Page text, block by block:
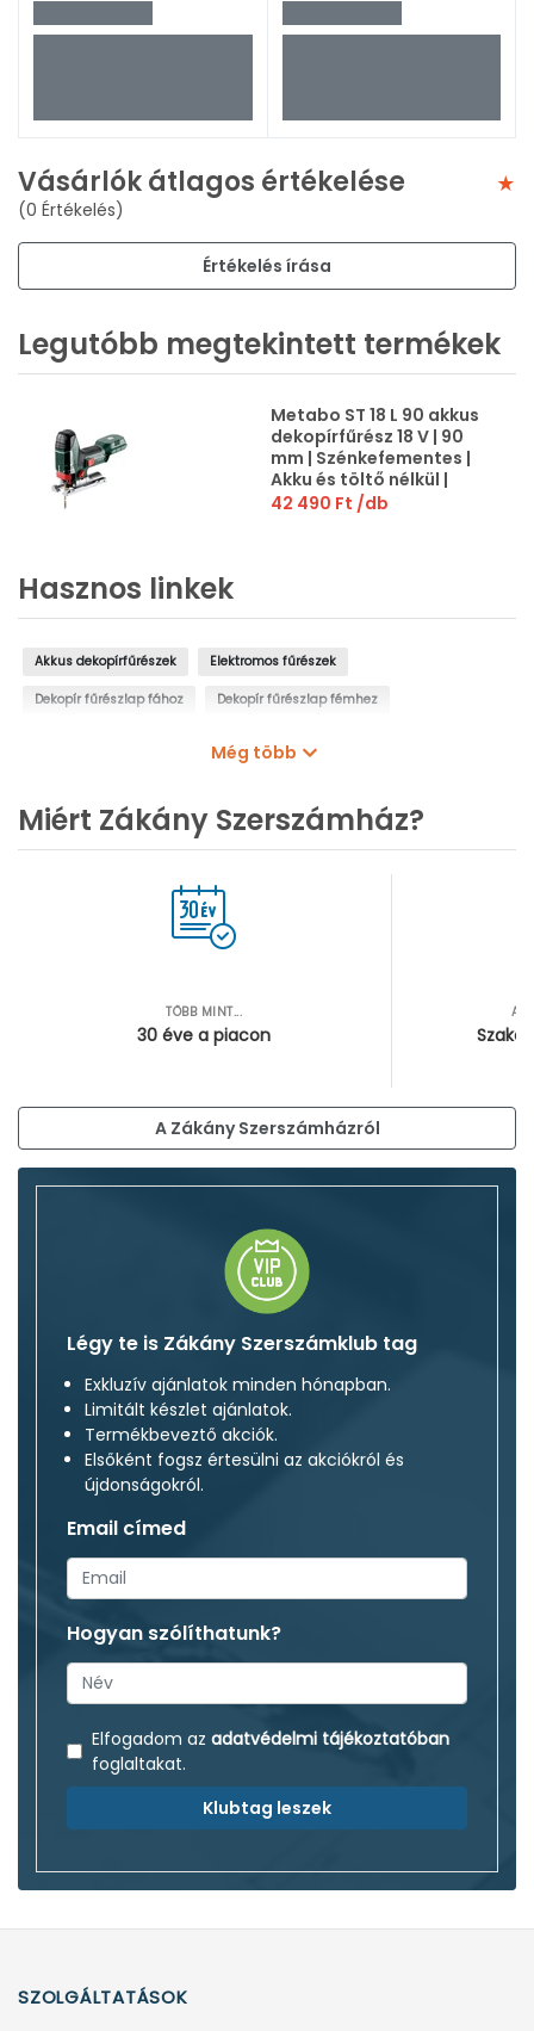
Vásárlók átlagos értékelése
(0 Értékelés)
Értékelés írása
Legutóbb megtekintett termékek
Metabo ST 18 L 90 akkus
dekopírfűrész 18 V | 90
mm | Szénkefementes |
Akku és töltő nélkül |
Kartondobozban
42 490 Ft /db
Hasznos linkek
Akkus dekopírfűrészek Elektromos fűrészek
Dekopír fűrészlap fához Dekopír fűrészlap fémhez
Dekopír fűrészlap műanyaghoz, fához, fémhez
Dekopír fűrészlap gumihoz, bőrhöz, kartonhoz
Dekopír fűrészlap készletek
Még több
Miért Zákány Szerszámház?
TÖBB MINT...
30 éve a piacon
A Zákány Szerszámházról
Légy te is Zákány Szerszámklub tag
Exkluzív ajánlatok minden hónapban.
Limitált készlet ajánlatok.
Termékbeveztő akciók.
Elsőként fogsz értesülni az akciókról és
újdonságokról.
Email címed
Hogyan szólíthatunk?
Elfogadom az adatvédelmi tájékoztatóban
foglaltakat.
Klubtag leszek
SZOLGÁLTATÁSOK